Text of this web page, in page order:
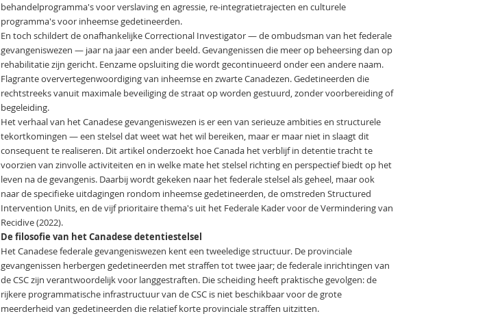
behandelprogramma's voor verslaving en agressie, re-integratietrajecten en culturele
programma's voor inheemse gedetineerden.
En toch schildert de onafhankelijke Correctional Investigator — de ombudsman van het federale
gevangeniswezen — jaar na jaar een ander beeld. Gevangenissen die meer op beheersing dan op
rehabilitatie zijn gericht. Eenzame opsluiting die wordt gecontinueerd onder een andere naam.
Flagrante oververtegenwoordiging van inheemse en zwarte Canadezen. Gedetineerden die
rechtstreeks vanuit maximale beveiliging de straat op worden gestuurd, zonder voorbereiding of
begeleiding.
Het verhaal van het Canadese gevangeniswezen is er een van serieuze ambities en structurele
tekortkomingen — een stelsel dat weet wat het wil bereiken, maar er maar niet in slaagt dit
consequent te realiseren. Dit artikel onderzoekt hoe Canada het verblijf in detentie tracht te
voorzien van zinvolle activiteiten en in welke mate het stelsel richting en perspectief biedt op het
leven na de gevangenis. Daarbij wordt gekeken naar het federale stelsel als geheel, maar ook
naar de specifieke uitdagingen rondom inheemse gedetineerden, de omstreden Structured
Intervention Units, en de vijf prioritaire thema's uit het Federale Kader voor de Vermindering van
Recidive (2022).
De filosofie van het Canadese detentiestelsel
Het Canadese federale gevangeniswezen kent een tweeledige structuur. De provinciale
gevangenissen herbergen gedetineerden met straffen tot twee jaar; de federale inrichtingen van
de CSC zijn verantwoordelijk voor langgestraften. Die scheiding heeft praktische gevolgen: de
rijkere programmatische infrastructuur van de CSC is niet beschikbaar voor de grote
meerderheid van gedetineerden die relatief korte provinciale straffen uitzitten.